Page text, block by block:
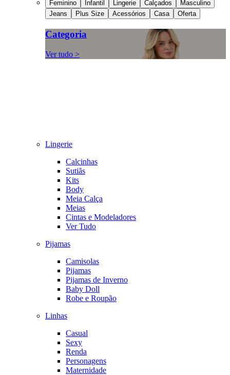
Feminino Infantil Lingerie Calçados
Masculino
Jeans
Plus Size Acessórios Casa Oferta
Categoria
Ver tudo >
Lingerie
Calcinhas
Sutiãs
Kits
Body
Meia Calça
Meias
Cintas e Modeladores
Ver Tudo
Pijamas
Camisolas
Pijamas
Pijamas de Inverno
Baby Doll
Robe e Roupão
Linhas
Casual
Sexy
Renda
Personagens
Maternidade